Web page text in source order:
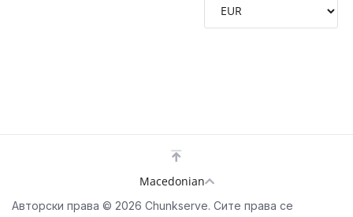
Авторски права © 2026 Chunkserve. Сите права се
Macedonian